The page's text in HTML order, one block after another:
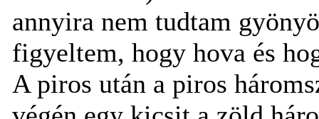
annyira nem tudtam
figyeltem, hogy hova és
A piros után a piros